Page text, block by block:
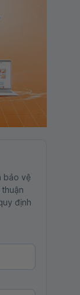
bảo vệ
định